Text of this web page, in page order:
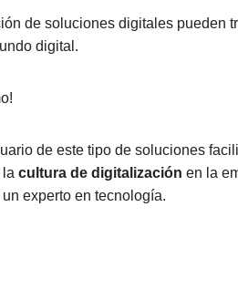
de soluciones digitales pueden
digital.
de este tipo de soluciones
cultura de digitalización en la
experto en tecnología.